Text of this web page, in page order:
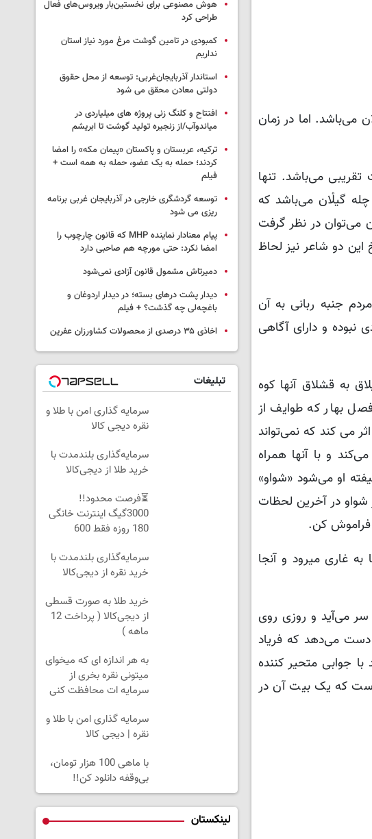
می‌باشد. اما در زمان
صورت تقریبی می‌باشد. تنها
چله گیلْان می‌باشد که
سنی برای هم‌دوره بودن می‌توان در نظر گرفت
این دو شاعر نیز لحاظ
جنبه ربانی به آن
نبوده و دارای آگاهی
به قشلاق آنها کوه
بهار که طوایف از
می کند که نمی‌تواند
و با آنها همراه
او می‌شود «شواو»
شواو در آخرین لحظات
فراموش کن.
غاری میرود و آنجا
سر می‌آید و روزی روی
دست می‌دهد که فریاد
جوابی متحیر کننده
که یک بیت آن در
هوش مصنوعی برای نخستین‌بار ویروس‌های فعال
طراحی کرد
کمبودی در تامین گوشت مرغ مورد نیاز استان
نداریم
استاندار آذربایجان‌غربی: توسعه از محل حقوق
دولتی معادن محقق می شود
افتتاح و کلنگ زنی پروژه های میلیاردی در
میاندوآب/از زنجیره تولید گوشت تا ابریشم
ترکیه، عربستان و پاکستان «پیمان مکه» را امضا
کردند؛ حمله به یک عضو، حمله به همه است +
فیلم
توسعه گردشگری خارجی در آذربایجان غربی برنامه
ریزی می شود
پیام معنادار نماینده MHP که قانون چارچوب را
امضا نکرد: حتی مورچه هم صاحبی دارد
دمیرتاش مشمول قانون آزادی نمی‌شود
دیدار پشت درهای بسته؛ در دیدار اردوغان و
باغچه‌لی چه گذشت؟ + فیلم
اخاذی ۳۵ درصدی از محصولات کشاورزان عفرین
تبلیغات
سرمایه گذاری امن با طلا و
نقره دیجی کالا
سرمایه‌گذاری بلندمدت با
خرید طلا از دیجی‌کالا
⏳فرصت محدود!!
3000گیگ اینترنت خانگی
180 روزه فقط 600
سرمایه‌گذاری بلندمدت با
خرید نقره از دیجی‌کالا
خرید طلا به صورت قسطی
از دیجی‌کالا ( پرداخت 12
ماهه )
به هر اندازه ای که میخوای
میتونی نقره بخری از
سرمایه ات محافظت کنی
سرمایه گذاری امن با طلا و
نقره | دیجی کالا
با ماهی 100 هزار تومان،
بی‌وقفه دانلود کن!!
لینکستان